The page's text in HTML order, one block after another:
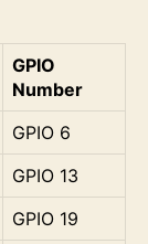
GPIO
Number
GPIO 6
GPIO 13
GPIO 19